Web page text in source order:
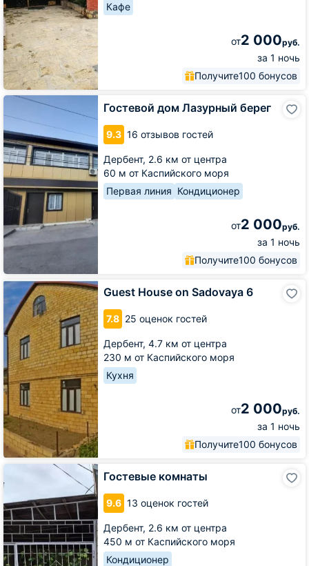
Кафе
от2 000руб.
за 1 ночь
Получите100 бонусов
Гостевой дом Лазурный берег
9.3 16 отзывов гостей
Дербент, 2.6 км от центра
60 м от Каспийского моря
Первая линия Кондиционер
от2 000руб.
за 1 ночь
Получите100 бонусов
Гостевой
дом
Лазурный
берег
Guest House on Sadovaya 6
7.8 25 оценок гостей
Дербент, 4.7 км от центра
230 м от Каспийского моря
Кухня
от2 000руб.
за 1 ночь
Получите100 бонусов
Guest
House
on
Sadovaya
6
Гостевые комнаты
9.6 13 оценок гостей
Дербент, 2.6 км от центра
450 м от Каспийского моря
Кондиционер
Гостевые
комнаты